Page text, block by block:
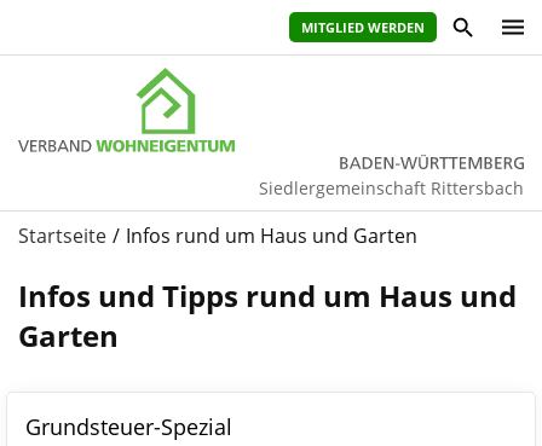
MITGLIED WERDEN
Siedlergemeinschaft Rittersbach
Startseite Infos rund um Haus und Garten
Infos und Tipps rund um Haus und
Garten
Grundsteuer-Spezial